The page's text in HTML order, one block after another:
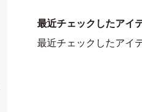
最近チェックしたアイ
最近チェックしたアイ